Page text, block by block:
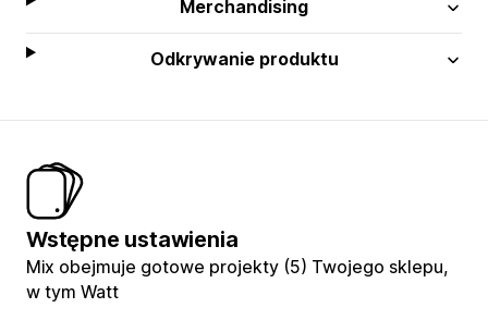
Merchandising
Odkrywanie produktu
Wstępne ustawienia
Mix obejmuje gotowe projekty (5) Twojego sklepu,
w tym Watt